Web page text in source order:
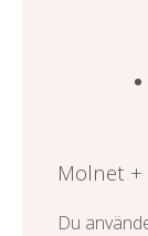
Molnet
Du